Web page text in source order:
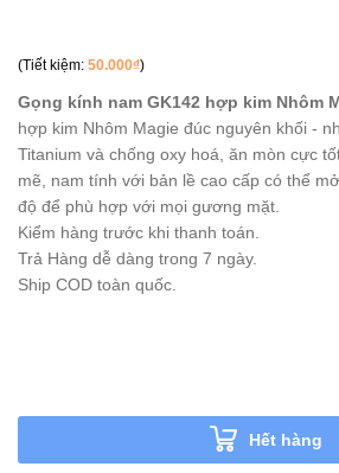
(Tiết kiệm: 50.000₫)
Gọng kính nam GK142 hợp kim Nhôm
hợp kim Nhôm Magie đúc nguyên khối -
Titanium và chống oxy hoá, ăn mòn cực
mẽ, nam tính với bản lề cao cấp có thể
độ để phù hợp với mọi gương mặt.
Kiểm hàng trước khi thanh toán.
Trả Hàng dễ dàng trong 7 ngày.
Ship COD toàn quốc.
Hết hàng